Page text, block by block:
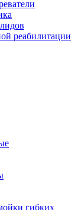
реабилитации
гибких